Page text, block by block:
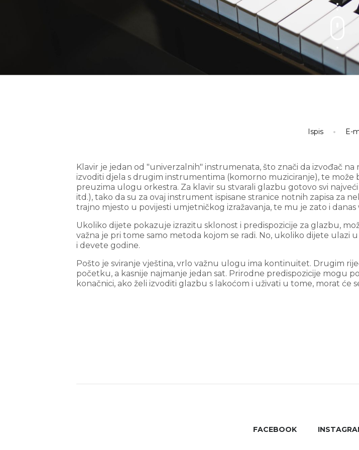
Ispis E-
Klavir je jedan od "univerzalnih" instrumenata, što znači da izvođač
izvoditi djela s drugim instrumentima (komorno muziciranje), te
preuzima ulogu orkestra. Za klavir su stvarali glazbu gotovo svi
itd.), tako da su za ovaj instrument ispisane stranice notnih zapisa za
trajno mjesto u povijesti umjetničkog izražavanja, te mu je zato i
Ukoliko dijete pokazuje izrazitu sklonost i predispozicije za glazbu,
važna je pri tome samo metoda kojom se radi. No, ukoliko dijete ulazi
i devete godine.
Pošto je sviranje vještina, vrlo važnu ulogu ima kontinuitet. Drugim
početku, a kasnije najmanje jedan sat. Prirodne predispozicije mogu
konačnici, ako želi izvoditi glazbu s lakoćom i uživati u tome, morat će
FACEBOOK